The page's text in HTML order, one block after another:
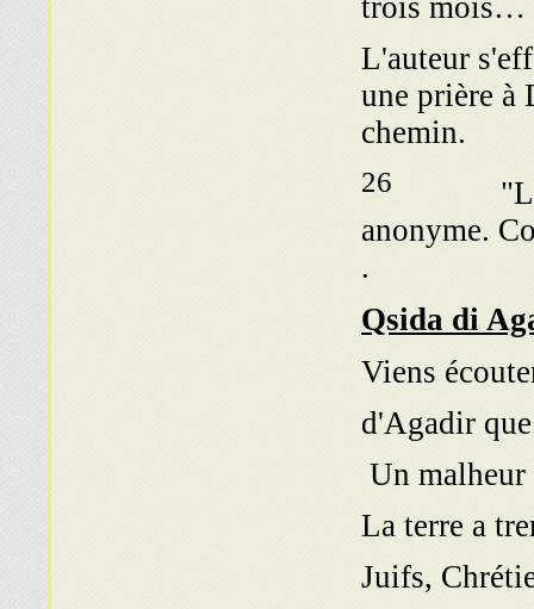
trois mois…
L'auteur
une prière à
chemin.
26 "La
anonyme.
.
Viens
d'Agadir
Un
La terre a
Juifs,